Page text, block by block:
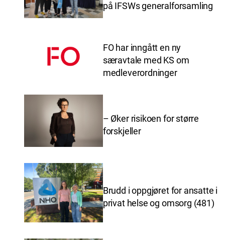
på IFSWs generalforsamling
FO har inngått en ny
særavtale med KS om
medleverordninger
– Øker risikoen for større
forskjeller
Brudd i oppgjøret for ansatte i
privat helse og omsorg (481)